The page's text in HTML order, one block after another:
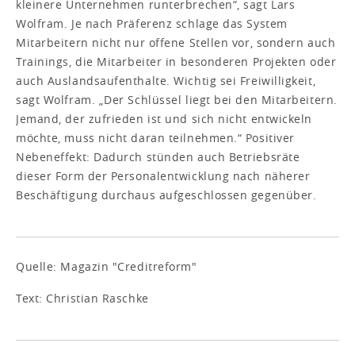
kleinere Unternehmen runterbrechen“, sagt Lars
Wolfram. Je nach Präferenz schlage das System
Mitarbeitern nicht nur offene Stellen vor, sondern auch
Trainings, die Mitarbeiter in besonderen Projekten oder
auch Auslandsaufenthalte. Wichtig sei Freiwilligkeit,
sagt Wolfram. „Der Schlüssel liegt bei den Mitarbeitern.
Jemand, der zufrieden ist und sich nicht entwickeln
möchte, muss nicht daran teilnehmen.“ Positiver
Nebeneffekt: Dadurch stünden auch Betriebsräte
dieser Form der Personalentwicklung nach näherer
Beschäftigung durchaus aufgeschlossen gegenüber.
Quelle: Magazin "Creditreform"
Text: Christian Raschke